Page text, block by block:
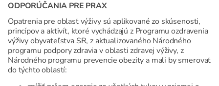
ODPORÚČANIA PRE PRAX
Opatrenia pre oblasť výživy sú aplikované zo skúsenosti,
princípov a aktivít, ktoré vychádzajú z Programu ozdravenia
výživy obyvateľstva SR, z aktualizovaného Národného
programu podpory zdravia v oblasti zdravej výživy, z
Národného programu prevencie obezity a mali by smerovať
do týchto oblastí: